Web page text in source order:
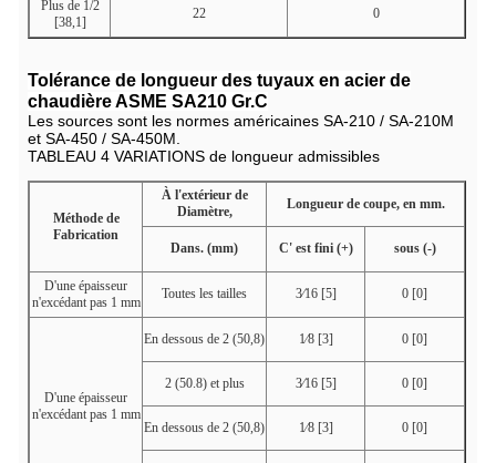
Plus de 1/2
[38,1]
22 0
Tolérance de longueur des tuyaux en acier de
chaudière ASME SA210 Gr.C
Les sources sont les normes américaines SA-210 / SA-210M
et SA-450 / SA-450M.
TABLEAU 4 VARIATIONS de longueur admissibles
Méthode de
Fabrication
À l'extérieur de
Diamètre,
Longueur de coupe, en mm.
Dans. (mm) C' est fini (+) sous (-)
D'une épaisseur
n'excédant pas 1 mm
Toutes les tailles 3⁄16 [5] 0 [0]
D'une épaisseur
n'excédant pas 1 mm
En dessous de 2 (50,8) 1⁄8 [3] 0 [0]
2 (50.8) et plus 3⁄16 [5] 0 [0]
En dessous de 2 (50,8) 1⁄8 [3] 0 [0]